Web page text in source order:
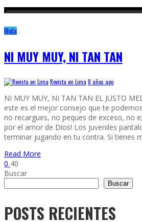
Moda
NI MUY MUY, NI TAN TAN
Revista en Lima 8 años ago
NI MUY MUY, NI TAN TAN EL JUSTO
este es el mejor consejo que te
no recargues, no peques de exceso, no
por el amor de Dios! Los juveniles
terminar jugando en tu contra. Si tienes
Read More
0 40
Buscar
Buscar
POSTS RECIENTES